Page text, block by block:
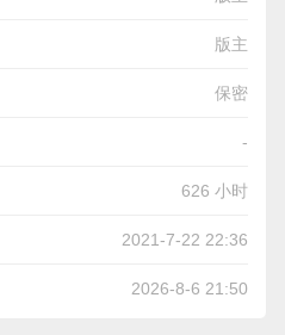
版主
保密
-
626 小时
2021-7-22 22:36
2026-8-6 21:50